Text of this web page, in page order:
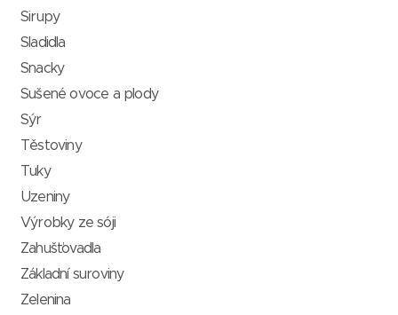
Sirupy
Sladidla
Snacky
Sušené ovoce a plody
Sýr
Těstoviny
Tuky
Uzeniny
Výrobky ze sóji
Zahušťovadla
Základní suroviny
Zelenina